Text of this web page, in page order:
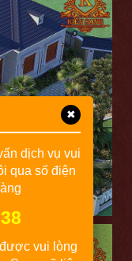
✖
dịch vụ vui
qua số điện
vui lòng